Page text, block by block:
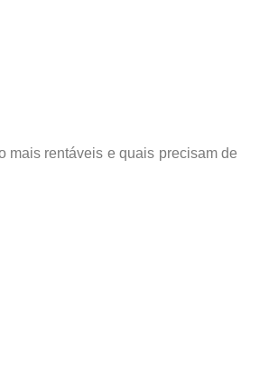
mais rentáveis e quais precisam de